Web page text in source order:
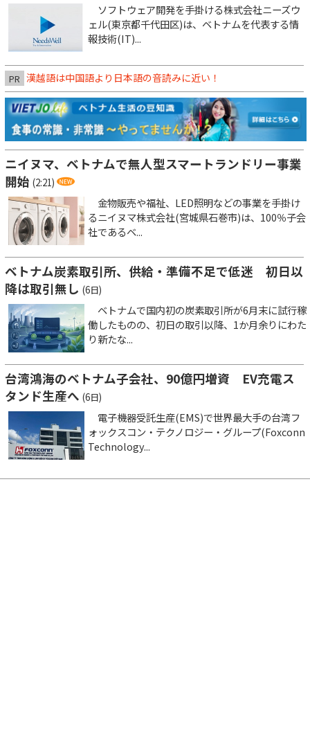
ソフトウェア開発を手掛ける株式会社ニーズウ
ェル(東京都千代田区)は、ベトナムを代表する情
報技術(IT)...
PR 漢越語は中国語より日本語の音読みに近い！
ニイヌマ、ベトナムで無人型スマートランドリー事業
開始 (2:21)
金物販売や福祉、LED照明などの事業を手掛け
るニイヌマ株式会社(宮城県石巻市)は、100％子会
社であるベ...
ベトナム炭素取引所、供給・準備不足で低迷 初日以
降は取引無し (6日)
ベトナムで国内初の炭素取引所が6月末に試行稼
働したものの、初日の取引以降、1か月余りにわた
り新たな...
台湾鴻海のベトナム子会社、90億円増資 EV充電ス
タンド生産へ (6日)
電子機器受託生産(EMS)で世界最大手の台湾フ
ォックスコン・テクノロジー・グループ(Foxconn
Technology...